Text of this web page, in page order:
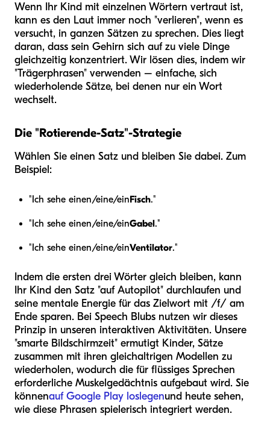
Wenn Ihr Kind mit einzelnen Wörtern vertraut ist,
kann es den Laut immer noch "verlieren", wenn es
versucht, in ganzen Sätzen zu sprechen. Dies liegt
daran, dass sein Gehirn sich auf zu viele Dinge
gleichzeitig konzentriert. Wir lösen dies, indem wir
"Trägerphrasen" verwenden – einfache, sich
wiederholende Sätze, bei denen nur ein Wort
wechselt.
Die "Rotierende-Satz"-Strategie
Wählen Sie einen Satz und bleiben Sie dabei. Zum
Beispiel:
"Ich sehe einen/eine/einFisch."
"Ich sehe einen/eine/einGabel."
"Ich sehe einen/eine/einVentilator."
Indem die ersten drei Wörter gleich bleiben, kann
Ihr Kind den Satz "auf Autopilot" durchlaufen und
seine mentale Energie für das Zielwort mit /f/ am
Ende sparen. Bei Speech Blubs nutzen wir dieses
Prinzip in unseren interaktiven Aktivitäten. Unsere
"smarte Bildschirmzeit" ermutigt Kinder, Sätze
zusammen mit ihren gleichaltrigen Modellen zu
wiederholen, wodurch die für flüssiges Sprechen
erforderliche Muskelgedächtnis aufgebaut wird. Sie
könnenauf Google Play loslegenund heute sehen,
wie diese Phrasen spielerisch integriert werden.